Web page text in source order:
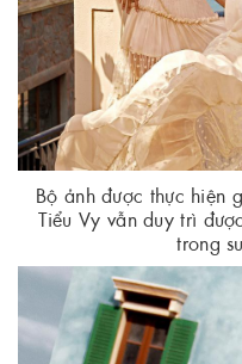
Bộ ảnh được thực hiện
Tiểu Vy vẫn duy trì
trong